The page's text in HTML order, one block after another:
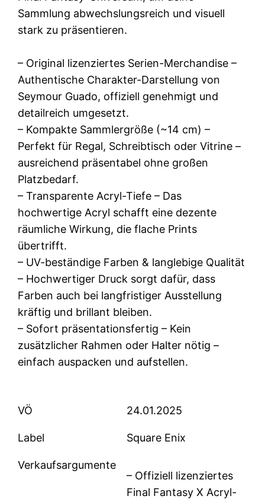
Sammlung abwechslungsreich und visuell
stark zu präsentieren.
– Original lizenziertes Serien-Merchandise –
Authentische Charakter-Darstellung von
Seymour Guado, offiziell genehmigt und
detailreich umgesetzt.
– Kompakte Sammlergröße (~14 cm) –
Perfekt für Regal, Schreibtisch oder Vitrine –
ausreichend präsentabel ohne großen
Platzbedarf.
– Transparente Acryl-Tiefe – Das
hochwertige Acryl schafft eine dezente
räumliche Wirkung, die flache Prints
übertrifft.
– UV-beständige Farben & langlebige Qualität
– Hochwertiger Druck sorgt dafür, dass
Farben auch bei langfristiger Ausstellung
kräftig und brillant bleiben.
– Sofort präsentationsfertig – Kein
zusätzlicher Rahmen oder Halter nötig –
einfach auspacken und aufstellen.
VÖ 24.01.2025
Label Square Enix
Verkaufsargumente
– Offiziell lizenziertes
Final Fantasy X Acryl-